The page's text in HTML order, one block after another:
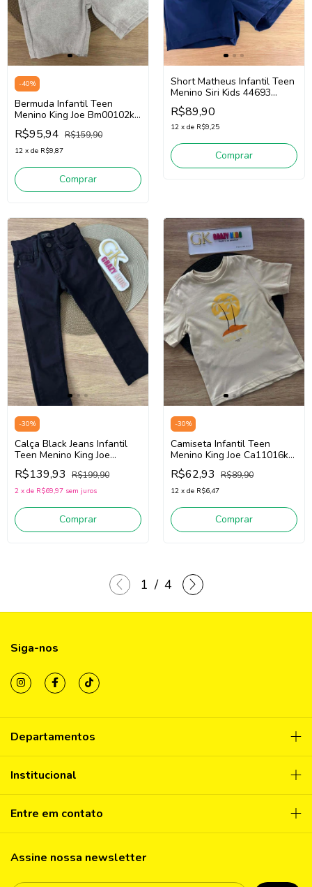
-40%
Bermuda Infantil Teen
Menino King Joe Bm00102k
(Branco)
R$95,94 R$159,90
12 x de R$9,87
Comprar
Short Matheus Infantil Teen
Menino Siri Kids 44693
(Marinho)
R$89,90
12 x de R$9,25
Comprar
-30%
Calça Black Jeans Infantil
Teen Menino King Joe
00002k (Preto)
R$139,93 R$199,90
2 x de R$69,97 sem juros
Comprar
-30%
Camiseta Infantil Teen
Menino King Joe Ca11016k
(Areia)
R$62,93 R$89,90
12 x de R$6,47
Comprar
1 / 4
Siga-nos
Departamentos
Institucional
Entre em contato
Assine nossa newsletter